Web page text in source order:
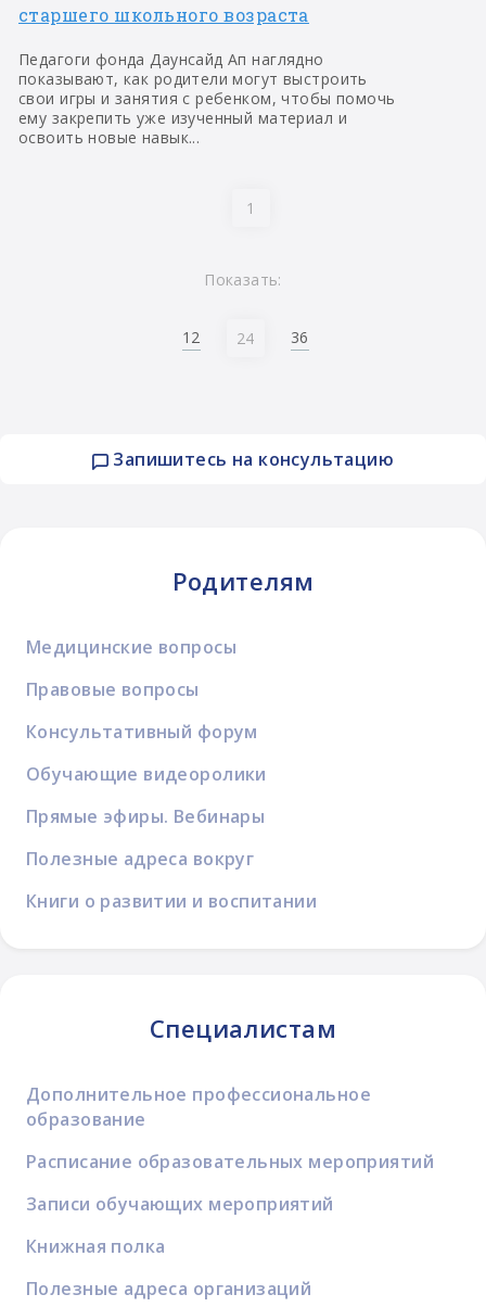
Запишитесь на консультацию
Родителям
Медицинские вопросы
Правовые вопросы
Консультативный форум
Обучающие видеоролики
Прямые эфиры. Вебинары
Полезные адреса вокруг
Книги о развитии и воспитании
Специалистам
Дополнительное профессиональное
образование
Расписание образовательных мероприятий
Записи обучающих мероприятий
Книжная полка
Полезные адреса организаций
старшего школьного возраста
Педагоги фонда Даунсайд Ап наглядно
показывают, как родители могут выстроить
свои игры и занятия с ребенком, чтобы помочь
ему закрепить уже изученный материал и
освоить новые навык...
Показать:
12 24 36
1